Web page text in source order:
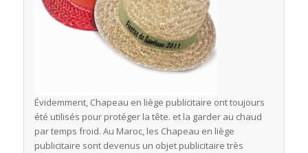
Évidemment, Chapeau en liège publicitaire ont toujours
été utilisés pour protéger la tête. et la garder au chaud
par temps froid. Au Maroc, les Chapeau en liège
publicitaire sont devenus un objet publicitaire très